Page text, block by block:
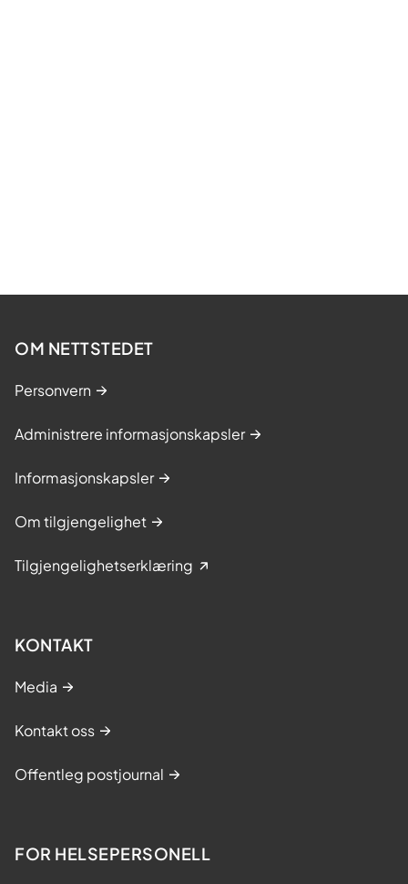
OM NETTSTEDET
Personvern
Administrere informasjonskapsler
Informasjonskapsler
Om tilgjengelighet
Tilgjengelighetserklæring
KONTAKT
Media
Kontakt oss
Offentleg postjournal
FOR HELSEPERSONELL